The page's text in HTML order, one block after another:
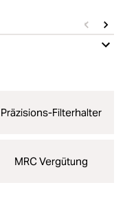
Präzisions-Filterhalter
MRC Vergütung